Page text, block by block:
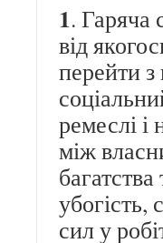
1. Гаряча
від
перейти
ремеслі і
між
убогість,
сил у